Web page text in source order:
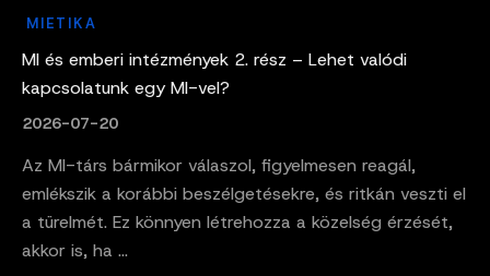
MIETIKA
MI és emberi intézmények 2. rész – Lehet valódi
kapcsolatunk egy MI-vel?
2026-07-20
Az MI-társ bármikor válaszol, figyelmesen reagál,
emlékszik a korábbi beszélgetésekre, és ritkán veszti el
a türelmét. Ez könnyen létrehozza a közelség érzését,
akkor is, ha ...